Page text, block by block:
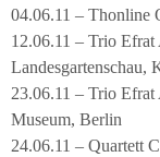
04.06.11 – Thonline
12.06.11 – Trio
Landesgartenschau,
23.06.11 – Trio
Museum, Berlin
24.06.11 – Quartett